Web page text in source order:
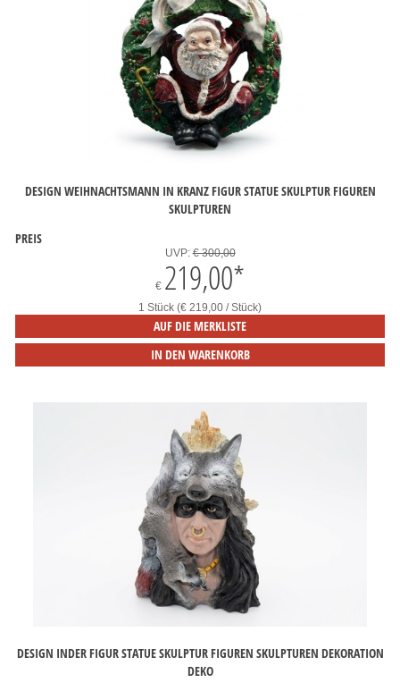
DESIGN WEIHNACHTSMANN IN KRANZ FIGUR STATUE SKULPTUR FIGUREN
SKULPTUREN
PREIS
UVP:€ 300,00
€ 219,00*
1 Stück (€ 219,00 / Stück)
AUF DIE MERKLISTE
IN DEN WARENKORB
DESIGN INDER FIGUR STATUE SKULPTUR FIGUREN SKULPTUREN DEKORATION
DEKO